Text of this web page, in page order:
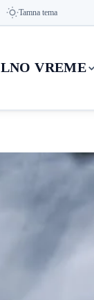
Tamna tema
VREME